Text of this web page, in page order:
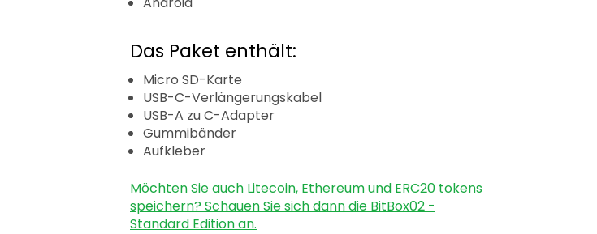
Das Paket enthält:
Micro SD-Karte
USB-C-Verlängerungskabel
USB-A zu C-Adapter
Gummibänder
Aufkleber
Möchten Sie auch Litecoin, Ethereum und ERC20 tokens
speichern? Schauen Sie sich dann die BitBox02 -
Standard Edition an.